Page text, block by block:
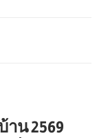
น 2569